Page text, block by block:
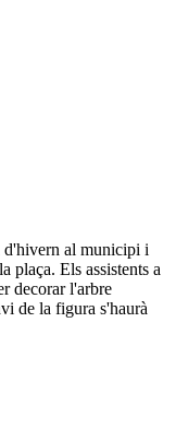
d'hivern al municipi i
plaça. Els assistents a
decorar l'arbre
de la figura s'haurà